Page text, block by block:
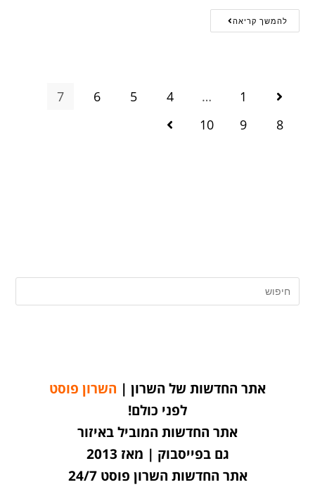
להמשך קריאה
1
…
4
5
6
7
8
9
10
אתר החדשות של השרון | השרון פוסט
לפני כולם!
אתר החדשות המוביל באיזור
גם בפייסבוק | מאז 2013
אתר החדשות השרון פוסט 24/7